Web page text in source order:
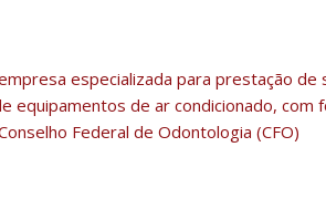
especializada para prestação
equipamentos de ar condicionado,
Federal de Odontologia (CFO)